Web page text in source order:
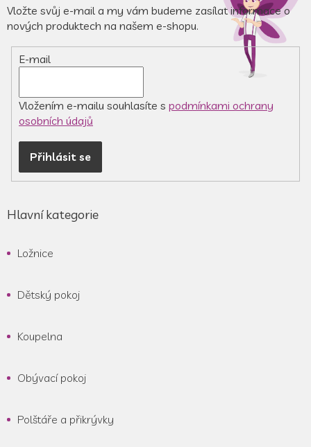
aVložte svůj e-mail a my vám budeme zasílat informace o
nových produktech na našem e-shopu.
E-mail
Vložením e-mailu souhlasíte s podmínkami ochrany
osobních údajů
Přihlásit se
Hlavní kategorie
Ložnice
Dětský pokoj
Koupelna
Obývací pokoj
Polštáře a přikrývky